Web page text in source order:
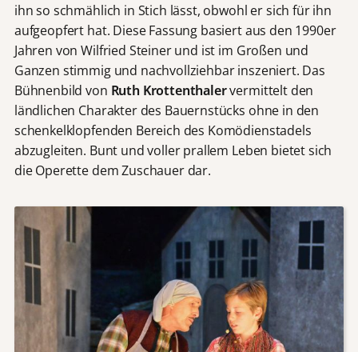
ihn so schmählich in Stich lässt, obwohl er sich für ihn
aufgeopfert hat. Diese Fassung basiert aus den 1990er
Jahren von Wilfried Steiner und ist im Großen und
Ganzen stimmig und nachvollziehbar inszeniert. Das
Bühnenbild von Ruth Krottenthalervermittelt den
ländlichen Charakter des Bauernstücks ohne in den
schenkelklopfenden Bereich des Komödienstadels
abzugleiten. Bunt und voller prallem Leben bietet sich
die Operette dem Zuschauer dar.